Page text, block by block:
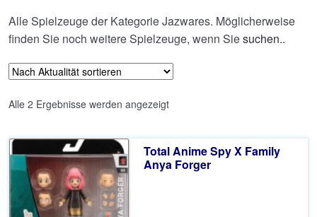
Alle Spielzeuge der Kategorie Jazwares. Möglicherweise
finden Sie noch weitere Spielzeuge, wenn Siesuchen..
Alle 2 Ergebnisse werden angezeigtNach
Total Anime Spy X Family
Anya Forger